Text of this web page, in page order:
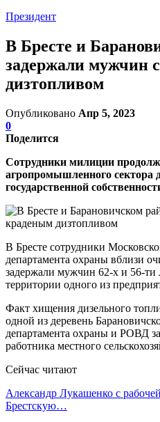
Президент
В Бресте и
задержали мужчин
дизтопливом
Опубликовано Апр 5, 2023
0
Поделится
Сотрудники милиции
агропромышленного
государственной
В Бресте сотрудники
департамента охраны вблизи
задержали мужчин 62-х и 56-ти
территории одного из
Факт хищения дизельного
одной из деревень
департамента охраны и РОВД
работника местного
Сейчас читают
Александр Лукашенко с
Брестскую…